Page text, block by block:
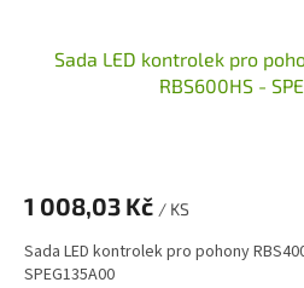
Sada LED kontrolek pro
RBS600HS -
1 008,03 Kč / KS
Sada LED kontrolek pro pohony
SPEG135A00